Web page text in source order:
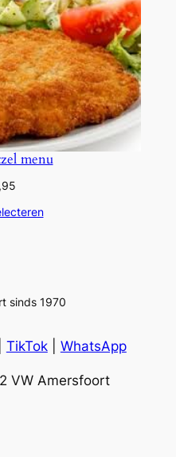
menu
sinds 1970
TikTok| WhatsApp
VW Amersfoort